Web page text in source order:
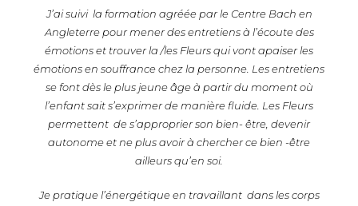
J’ai suivi la formation agréée par le Centre Bach en
Angleterre pour mener des entretiens à l’écoute des
émotions et trouver la /les Fleurs qui vont apaiser les
émotions en souffrance chez la personne. Les entretiens
se font dès le plus jeune âge à partir du moment où
l’enfant sait s’exprimer de manière fluide. Les Fleurs
permettent de s’approprier son bien- être, devenir
autonome et ne plus avoir à chercher ce bien -être
ailleurs qu’en soi.
Je pratique l’énergétique en travaillant dans les corps